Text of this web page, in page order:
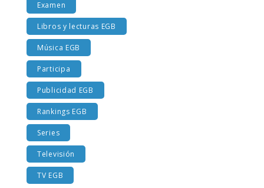
Examen
Libros y lecturas EGB
Música EGB
Participa
Publicidad EGB
Rankings EGB
Series
Televisión
TV EGB